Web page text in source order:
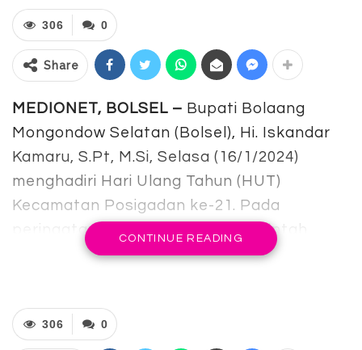
0
306
Share
MEDIONET, BOLSEL – Bupati Bolaang
Mongondow Selatan (Bolsel), Hi. Iskandar
Kamaru, S.Pt, M.Si, Selasa (16/1/2024)
menghadiri Hari Ulang Tahun (HUT)
Kecamatan Posigadan ke-21. Pada
peringatan HUT tersebut, Pemerintah
Kecamatan Posigadan, menggelar dzikir
Perayaan HUT Kecamatan Posigadan yang
dilaksananakan secara sederhana ini,
CONTINUE READING
0
306